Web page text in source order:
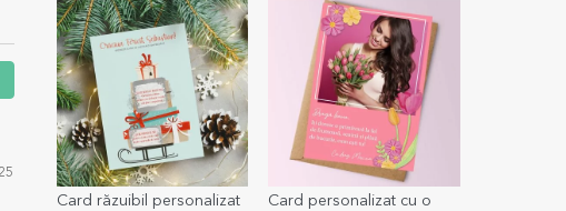
Card răzuibil personalizat
Card personalizat cu o